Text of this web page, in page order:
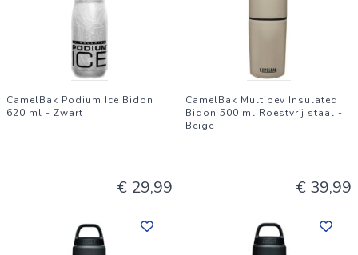
CamelBak Podium Ice Bidon
620 ml - Zwart
€ 29,99
CamelBak Multibev Insulated
Bidon 500 ml Roestvrij staal -
Beige
€ 39,99